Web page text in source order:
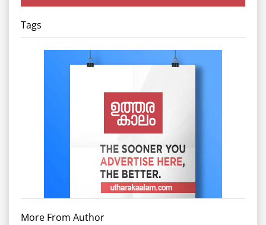
Tags
More From Author